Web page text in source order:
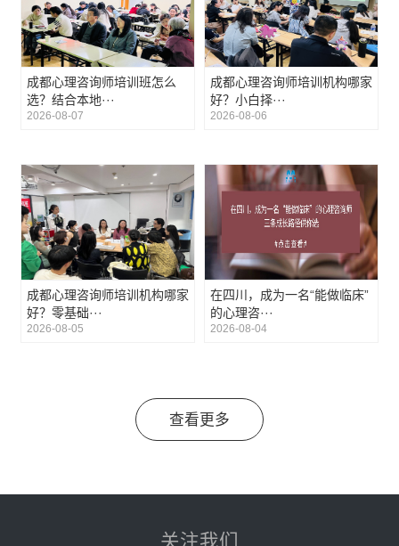
成都心理咨询师培训班怎么
选？结合本地···
2026-08-07
成都心理咨询师培训机构哪家
好？小白择···
2026-08-06
成都心理咨询师培训机构哪家
好？零基础···
2026-08-05
在四川，成为一名“能做临床”
的心理咨···
2026-08-04
查看更多
关注我们